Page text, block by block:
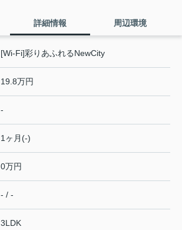
詳細情報 周辺環境
[Wi-Fi]彩りあふれるNewCity
19.8万円
-
1ヶ月(-)
0万円
- / -
3LDK